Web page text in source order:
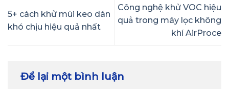
5+ cách khử mùi keo dán
khó chịu hiệu quả nhất
Công nghệ khử VOC hiệu
quả trong máy lọc không
khí AirProce
Để lại một bình luận